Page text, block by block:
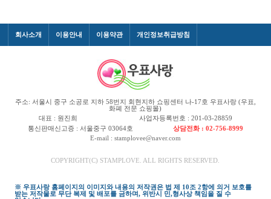
회사소개 이용안내 이용약관 개인정보취급방침
주소: 서울시 중구 소공로 지하 58번지 회현지하 쇼핑센터 나-17호 우표사랑 (우표,
화폐 전문 쇼핑몰)
대표 : 원진희
사업자등록번호 : 201-03-28859
통신판매신고증 : 서울중구 03064호
상담전화 : 02-756-8999
E-mail : stamplovee@naver.com
COPYRIGHT(C) STAMPLOVE. ALL RIGHTS RESERVED.
※ 우표사랑 홈페이지의 이미지와 내용의 저작권은 법 제 10조 2항에 의거 보호를
받는 저작물로 무단 복제 및 배포를 금하며, 위반시 민,형사상 책임을 질 수